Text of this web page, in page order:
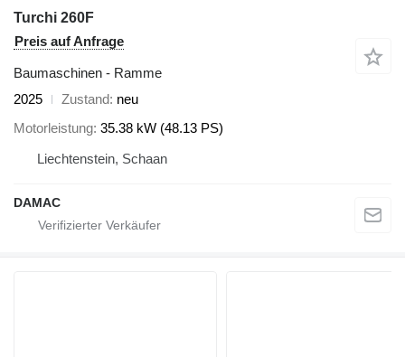
Turchi 260F
Preis auf Anfrage
Baumaschinen - Ramme
2025
Zustand neu
Motorleistung 35.38 kW (48.13 PS)
Liechtenstein, Schaan
DAMAC